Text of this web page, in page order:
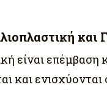
είναι
και ενισχύονται